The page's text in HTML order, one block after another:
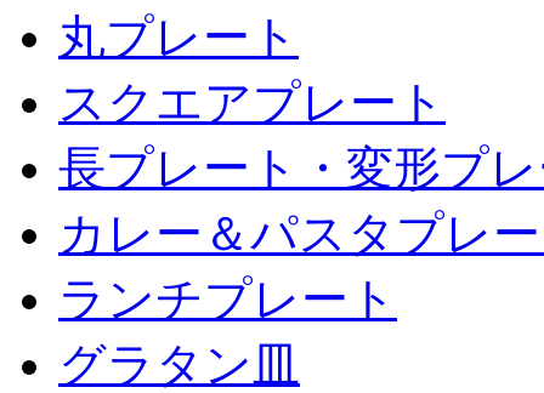
丸プレート
スクエアプレート
長プレート・変形プ
カレー＆パスタプレ
ランチプレート
グラタン皿